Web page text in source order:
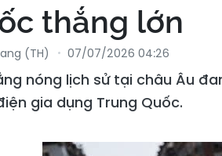
thắng lớn
(TH) 07/07/2026 04:26
nóng lịch sử tại châu Âu
gia dụng Trung Quốc.